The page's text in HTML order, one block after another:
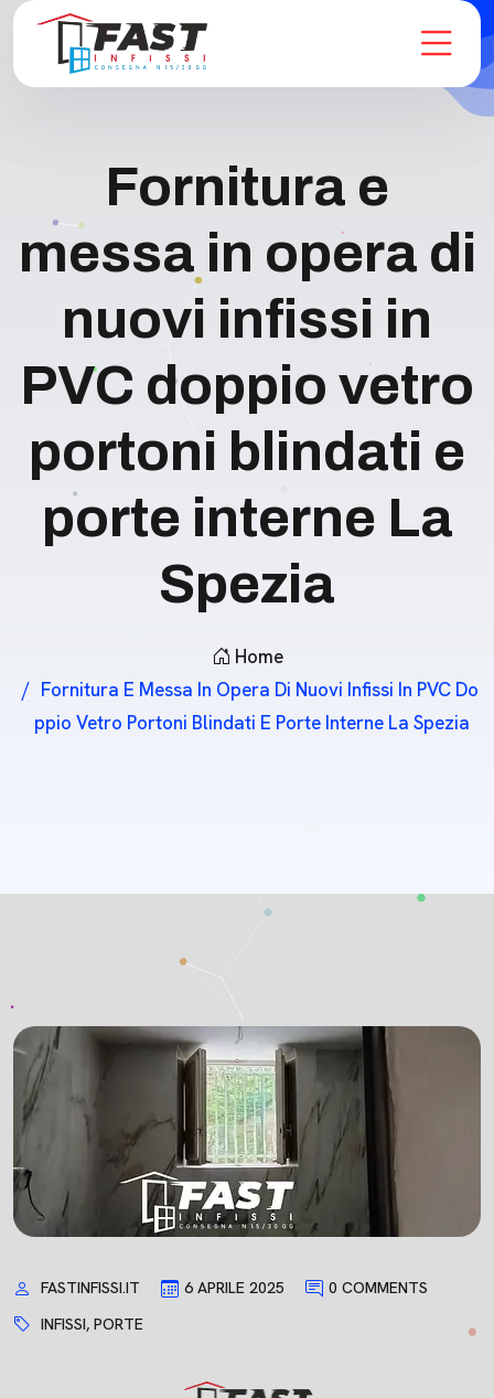
Fornitura e
messa in opera di
nuovi infissi in
PVC doppio vetro
portoni blindati e
porte interne La
Spezia
Home
Fornitura E Messa In Opera Di Nuovi Infissi In PVC Do
Ppio Vetro Portoni Blindati E Porte Interne La Spezia
FASTINFISSI.IT 6 APRILE 2025
0 COMMENTS
INFISSI, PORTE